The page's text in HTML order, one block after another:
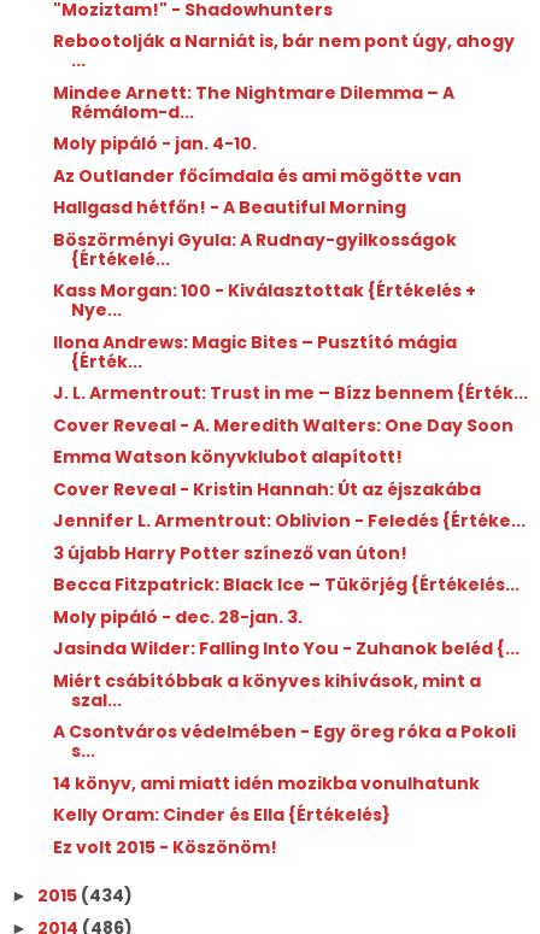
"Moziztam!" - Shadowhunters
Rebootolják a Narniát is, bár nem pont úgy, ahogy
...
Mindee Arnett: The Nightmare Dilemma – A
Rémálom-d...
Moly pipáló - jan. 4-10.
Az Outlander főcímdala és ami mögötte van
Hallgasd hétfőn! - A Beautiful Morning
Böszörményi Gyula: A Rudnay-gyilkosságok
{Értékelé...
Kass Morgan: 100 - Kiválasztottak {Értékelés +
Nye...
Ilona Andrews: Magic Bites – Pusztító mágia
{Érték...
J. L. Armentrout: Trust in me – Bízz bennem {Érték...
Cover Reveal - A. Meredith Walters: One Day Soon
Emma Watson könyvklubot alapított!
Cover Reveal - Kristin Hannah: Út az éjszakába
Jennifer L. Armentrout: Oblivion - Feledés {Értéke...
3 újabb Harry Potter színező van úton!
Becca Fitzpatrick: Black Ice – Tükörjég {Értékelés...
Moly pipáló - dec. 28-jan. 3.
Jasinda Wilder: Falling Into You - Zuhanok beléd {...
Miért csábítóbbak a könyves kihívások, mint a
szal...
A Csontváros védelmében - Egy öreg róka a Pokoli
s...
14 könyv, ami miatt idén mozikba vonulhatunk
Kelly Oram: Cinder és Ella {Értékelés}
Ez volt 2015 - Köszönöm!
► 2015 (434)
► 2014 (486)